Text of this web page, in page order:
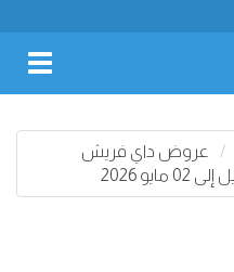
عروض داي فريش